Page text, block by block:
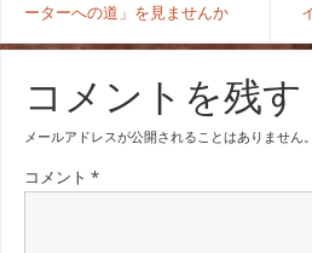
ーターへの道」を見ませんか
コメントを残す
メールアドレスが公開されることはありません。
コメント *